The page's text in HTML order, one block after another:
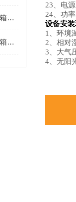
苏州辉准试验设备解析：纸箱抗压试验机采购注意事项
苏州辉准试验设备公司分享箱包试验机的用途
23 、电
24 、功
设备安装
1
、环境
2 、相对
3 、大气
4 、无